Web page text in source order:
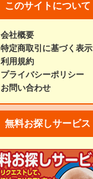
このサイトについて
会社概要
特定商取引に基づく表示
利用規約
プライバシーポリシー
お問い合わせ
無料お探しサービス